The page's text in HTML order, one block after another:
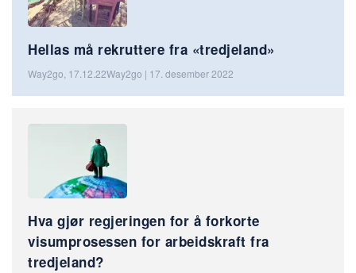
Hellas må rekruttere fra «tredjeland»
Way2go, 17.12.22Way2go | 17. desember 2022
Hva gjør regjeringen for å forkorte
visumprosessen for arbeidskraft fra
tredjeland?